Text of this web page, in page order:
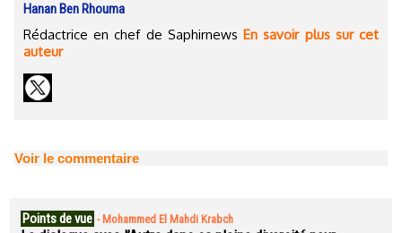
Hanan Ben Rhouma
Rédactrice en chef de SaphirnewsEn savoir plus sur cet
auteur
Voir le commentaire
Points de vue - Mohammed El Mahdi Krabch